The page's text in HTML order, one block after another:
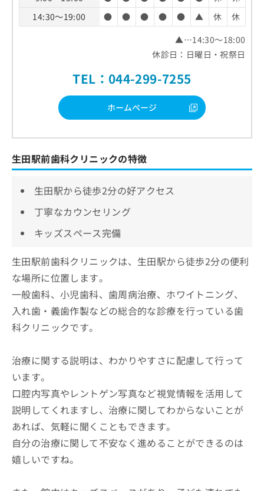
14:30～19:00
● ● ● ● ● ▲ 休
休
▲…14:30～18:00
休診日：日曜日・祝祭日
TEL：044-299-7255
ホームページ
生田駅前歯科クリニックの特徴
生田駅から徒歩2分の好アクセス
丁寧なカウンセリング
キッズスペース完備
生田駅前歯科クリニックは、生田駅から徒歩2分の便利
な場所に位置します。
一般歯科、小児歯科、歯周病治療、ホワイトニング、
入れ歯・義歯作製などの総合的な診療を行っている歯
科クリニックです。
治療に関する説明は、わかりやすさに配慮して行って
います。
口腔内写真やレントゲン写真など視覚情報を活用して
説明してくれますし、治療に関してわからないことが
あれば、気軽に聞くこともできます。
自分の治療に関して不安なく進めることができるのは
嬉しいですね。